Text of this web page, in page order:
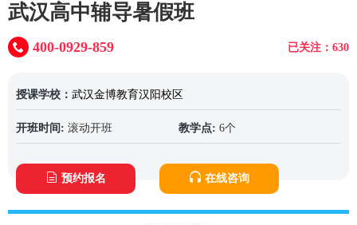
武汉高中辅导暑假班
已关注：630
400-0929-859
授课学校： 武汉金博教育汉阳校区
开班时间: 滚动开班 教学点: 6个
预约报名 在线咨询